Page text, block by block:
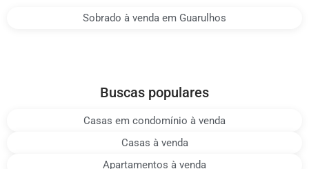
Sobrado à venda em Guarulhos
Buscas populares
Casas em condomínio à venda
Casas à venda
Apartamentos à venda